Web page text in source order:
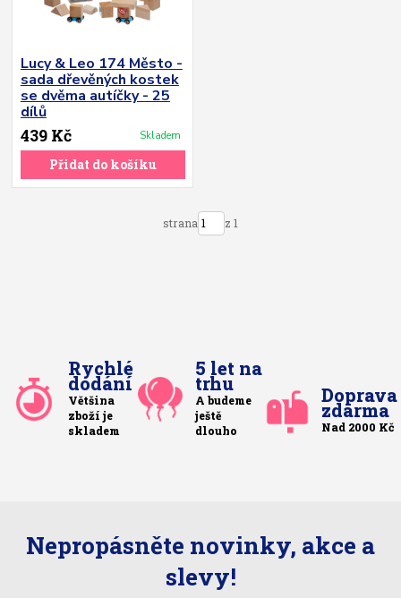
Lucy & Leo 174 Město -
sada dřevěných kostek
se dvěma autíčky - 25
dílů
439 Kč Skladem
Přidat do košíku
strana z 1
Rychlé
dodání
Většina
zboží je
skladem
5 let na
trhu
A budeme
ještě
dlouho
Doprava
zdarma
Nad 2000 Kč
Nepropásněte novinky, akce a
slevy!